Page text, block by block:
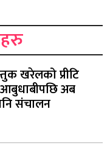
खरेलको प्रीटि
अब
संचालन